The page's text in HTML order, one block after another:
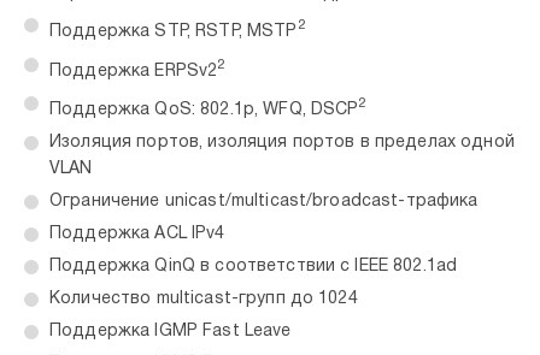
Поддержка STP, RSTP, MSTP 2
Поддержка ERPSv2 2
Поддержка QoS: 802.1p, WFQ, DSCP 2
Изоляция портов, изоляция портов в пределах одной
VLAN
Ограничение unicast/multicast/broadcast-трафика
Поддержка ACL IPv4
Поддержка QinQ в соответствии с IEEE 802.1ad
Количество multicast-групп до 1024
Поддержка IGMP Fast Leave